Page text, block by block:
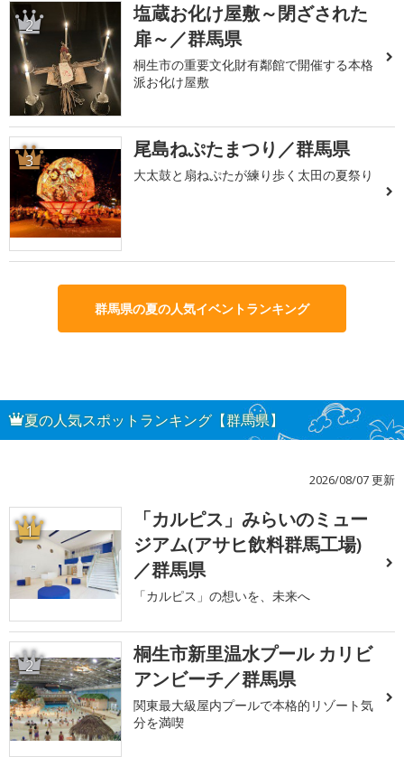
2
塩蔵お化け屋敷～閉ざされた
扉～／群馬県
桐生市の重要文化財有鄰館で開催する本格
派お化け屋敷
3 尾島ねぷたまつり／群馬県
大太鼓と扇ねぷたが練り歩く太田の夏祭り
群馬県の夏の人気イベントランキング
夏の人気スポットランキング【群馬県】
2026/08/07 更新
1
「カルピス」みらいのミュー
ジアム(アサヒ飲料群馬工場)
／群馬県
「カルピス」の想いを、未来へ
2
桐生市新里温水プール カリビ
アンビーチ／群馬県
関東最大級屋内プールで本格的リゾート気
分を満喫